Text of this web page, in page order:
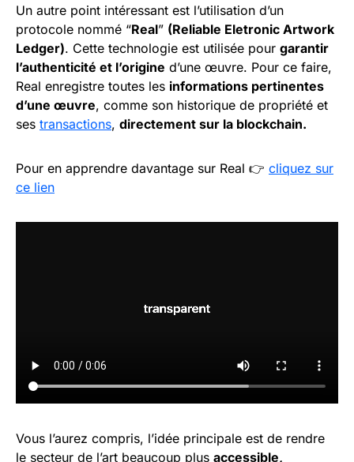
Un autre point intéressant est l’utilisation d’un
protocole nommé “Real” (Reliable Eletronic Artwork
Ledger). Cette technologie est utilisée pour garantir
l’authenticité et l’origine d’une œuvre. Pour ce faire,
Real enregistre toutes les informations pertinentes
d’une œuvre, comme son historique de propriété et
ses transactions, directement sur la blockchain.
Pour en apprendre davantage sur Real 👉 cliquez sur
ce lien
Vous l’aurez compris, l’idée principale est de rendre
le secteur de l’art beaucoup plus accessible,